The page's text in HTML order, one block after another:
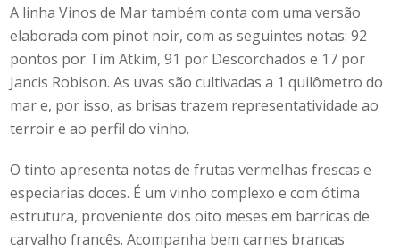
A linha Vinos de Mar também conta com uma versão
elaborada com pinot noir, com as seguintes notas: 92
pontos por Tim Atkim, 91 por Descorchados e 17 por
Jancis Robison. As uvas são cultivadas a 1 quilômetro do
mar e, por isso, as brisas trazem representatividade ao
terroir e ao perfil do vinho.
O tinto apresenta notas de frutas vermelhas frescas e
especiarias doces. É um vinho complexo e com ótima
estrutura, proveniente dos oito meses em barricas de
carvalho francês. Acompanha bem carnes brancas